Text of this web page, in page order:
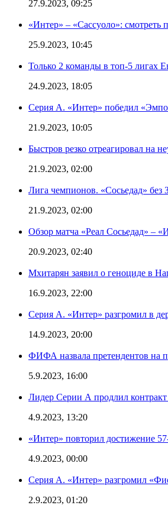
27.9.2023, 09:25
«Интер» – «Сассуоло»: смотреть
25.9.2023, 10:45
Только 2 команды в топ-5 лигах
24.9.2023, 18:05
Серия А. «Интер» победил
21.9.2023, 10:05
Быстров резко отреагировал на
21.9.2023, 02:00
Лига чемпионов. «Сосьедад» без
21.9.2023, 02:00
Обзор матча «Реал Сосьедад» –
20.9.2023, 02:40
Мхитарян заявил о геноциде в
16.9.2023, 22:00
Серия А. «Интер» разгромил в
14.9.2023, 20:00
ФИФА назвала претендентов на
5.9.2023, 16:00
Лидер Серии А продлил
4.9.2023, 13:20
«Интер» повторил достижение
4.9.2023, 00:00
Серия А. «Интер» разгромил
2.9.2023, 01:20